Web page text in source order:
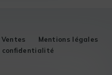
Mentions légales
confidentialité